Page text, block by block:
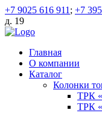
+7 9025 616 911 ; +7
д. 19
Главная
О компании
Каталог
Колонки
ТРК
ТРК